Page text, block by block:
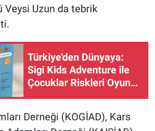
Veysi Uzun da tebrik
Türkiye'den Dünyaya:
Sigi Kids Adventure ile
Çocuklar Riskleri Oyun
Derneği (KOGİAD), Kars